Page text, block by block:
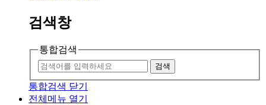
검색창
통합검색
검색
통합검색 닫기
전체메뉴 열기